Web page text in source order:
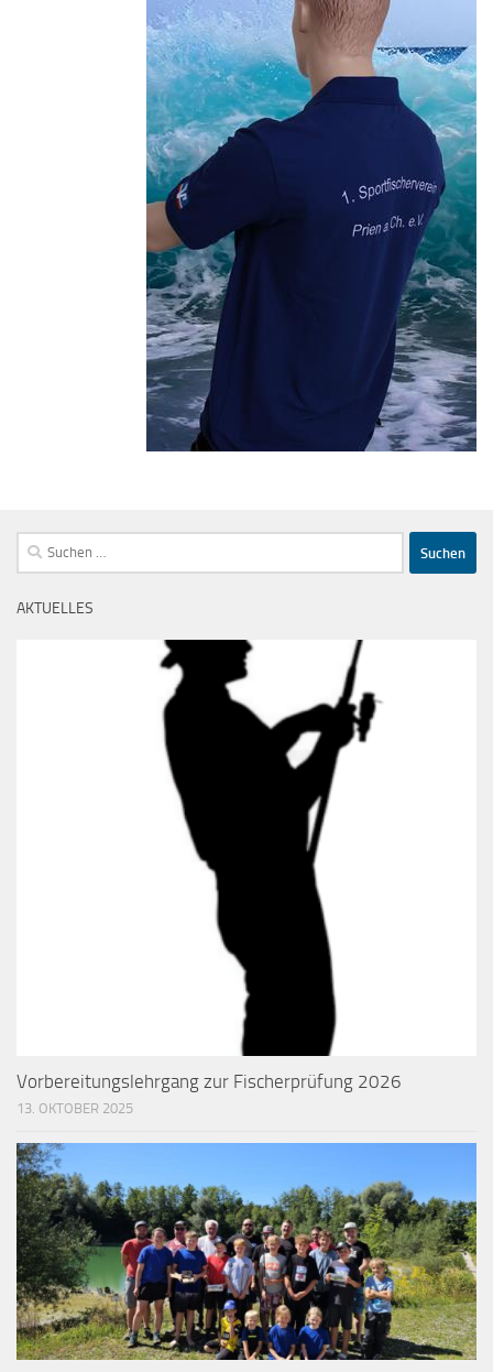
Suchen
nach:
AKTUELLES
Vorbereitungslehrgang zur Fischerprüfung 2026
13. OKTOBER 2025